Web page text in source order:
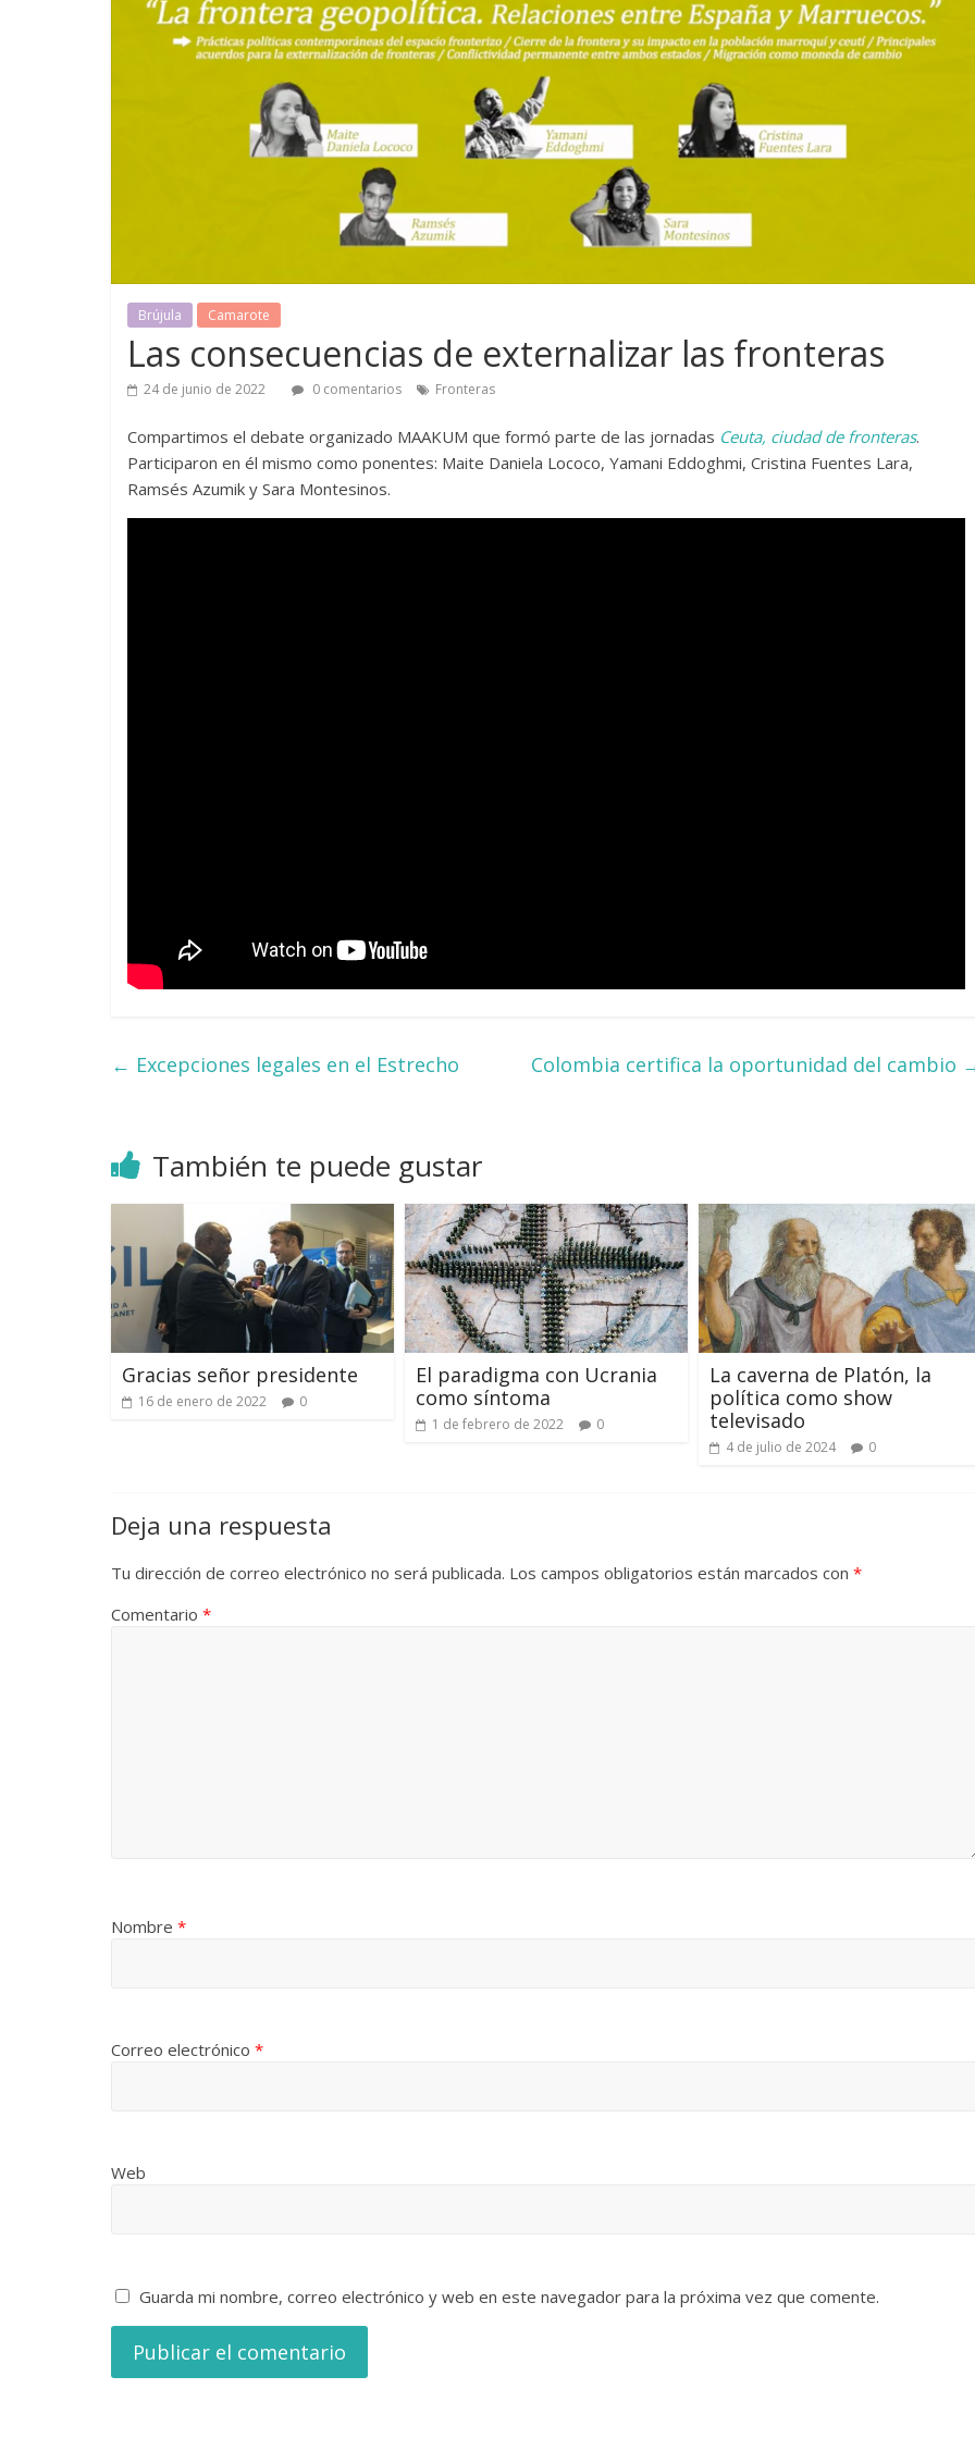
Brújula Camarote
Las consecuencias de externalizar las fronteras
24 de junio de 2022 0 comentarios Fronteras
Compartimos el debate organizado MAAKUM que formó parte de las jornadas Ceuta, ciudad de fronteras.
Participaron en él mismo como ponentes: Maite Daniela Lococo, Yamani Eddoghmi, Cristina Fuentes Lara,
Ramsés Azumik y Sara Montesinos.
← Excepciones legales en el Estrecho Colombia certifica la oportunidad del cambio
También te puede gustar
Gracias señor presidente
16 de enero de 2022 0
El paradigma con Ucrania
como síntoma
1 de febrero de 2022 0
La caverna de Platón, la
política como show
televisado
4 de julio de 2024 0
Deja una respuesta
Tu dirección de correo electrónico no será publicada. Los campos obligatorios están marcados con *
Comentario *
Nombre *
Correo electrónico *
Web
Guarda mi nombre, correo electrónico y web en este navegador para la próxima vez que comente.